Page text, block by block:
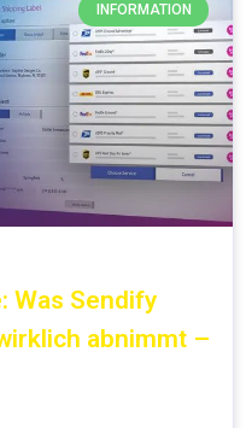
INFORMATION
Was Sendify
abnimmt –